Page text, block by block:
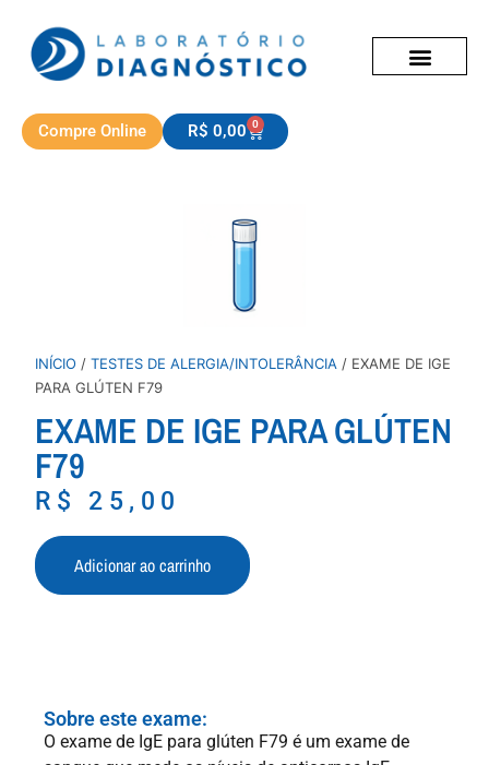
Compre Online R$ 0,00 0
INÍCIO /TESTES DE ALERGIA/INTOLERÂNCIA / EXAME DE IGE
PARA GLÚTEN F79
EXAME DE IGE PARA GLÚTEN
F79
R$ 25,00
Adicionar ao carrinho
Sobre este exame:
O exame de IgE para glúten F79 é um exame de